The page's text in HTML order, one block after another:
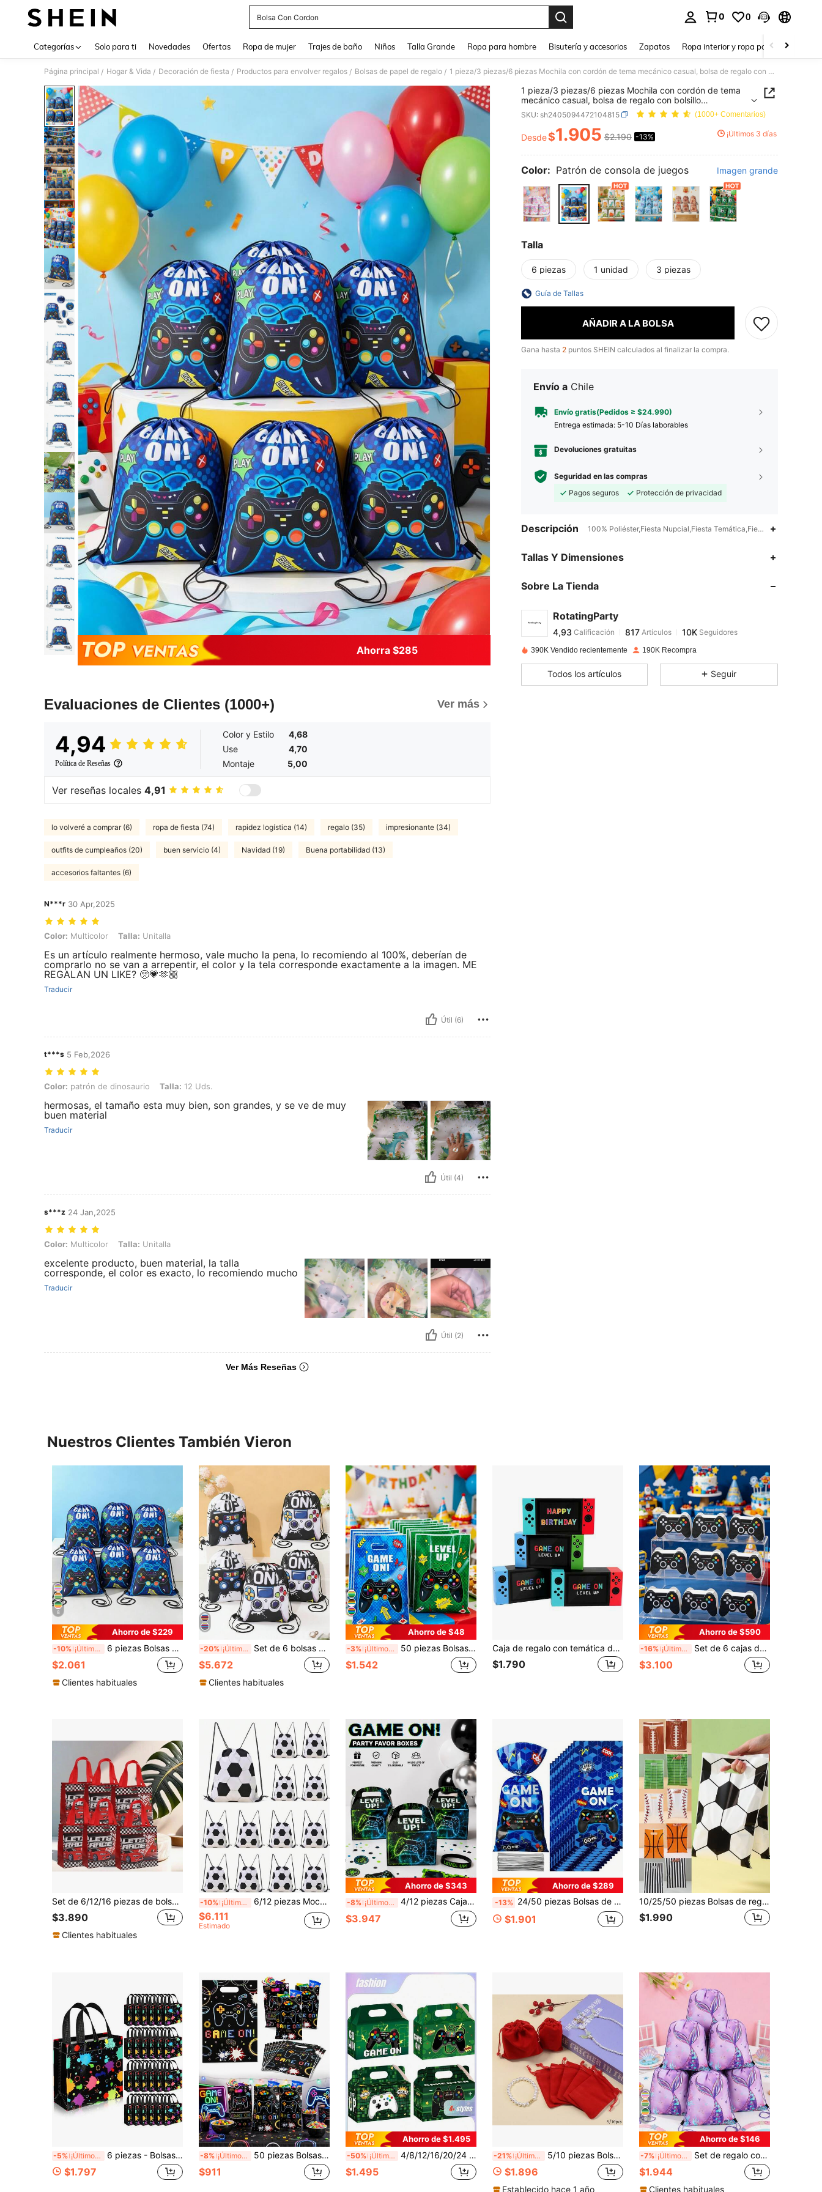
Bolsa Con Cordon
0 0
Categorías Solo para ti Novedades Ofertas Ropa de mujer Trajes de baño Niños Talla Grande Ropa para hombre Bisutería y accesorios Zapatos Ropa interior y ropa para dormir
Página principal / Hogar & Vida / Decoración de fiesta / Productos para envolver regalos / Bolsas de papel de regalo / 1 pieza/3 piezas/6 piezas Mochila con cordón de tema mecánico casual, bolsa de regalo con bolsillo (27*34cm), mochila pequeña, bolsa de regalo para fiesta de cumpleaños, mochila para exteriores, mejor regalo de carnaval, mochila para camping al aire libre, bolsa de regalo de fiesta de cumpleaños mecánica casual para decoración
Ahorra $285
Evaluaciones de Clientes (1000+) Ver más
4,94
Política de Reseñas
Color y Estilo
4,68
Use
4,70
Montaje
5,00
Ver reseñas locales 4,91
lo volveré a comprar (6) ropa de fiesta (74) rapidez logística (14) regalo (35) impresionante (34)
outfits de cumpleaños (20) buen servicio (4) Navidad (19) Buena portabilidad (13)
accesorios faltantes (6)
N***r 30 Apr,2025
Color: Multicolor, Talla: Unitalla
Color: Multicolor Talla: Unitalla
Es un artículo realmente hermoso, vale mucho la pena, lo recomiendo al 100%, deberían de
comprarlo no se van a arrepentir, el color y la tela corresponde exactamente a la imagen. ME
REGALAN UN LIKE? 🥺💗🫶🏼
Traducir
Útil (6)
t***s 5 Feb,2026
Color: patrón de dinosaurio, Talla: 12 Uds.
Color: patrón de dinosaurio Talla: 12 Uds.
hermosas, el tamaño esta muy bien, son grandes, y se ve de muy
buen material
Traducir
Útil (4)
s***z 24 Jan,2025
Color: Multicolor, Talla: Unitalla
Color: Multicolor Talla: Unitalla
excelente producto, buen material, la talla
corresponde, el color es exacto, lo recomiendo mucho
Traducir
Útil (2)
Ver Más Reseñas
1 pieza/3 piezas/6 piezas Mochila con cordón de tema
mecánico casual, bolsa de regalo con bolsillo
(27*34cm), mochila pequeña, bolsa de regalo para
fiesta de cumpleaños, mochila para exteriores, mejor
regalo de carnaval, mochila para camping al aire libre,
bolsa de regalo de fiesta de cumpleaños mecánica
SKU: sh2405094472104815 (1000+ Comentarios)
PRICE AND AVAILABILITY
Desde$1.905 $2.190 -13% ¡Últimos 3 días
Color: Patrón de consola de juegos Imagen grande
Talla
6 piezas 1 unidad 3 piezas
Guía de Tallas
AÑADIR A LA BOLSA
Gana hasta 2 puntos SHEIN calculados al finalizar la compra.
Envío a Chile
Envío gratis(Pedidos ≥ $24.990)
Entrega estimada: 5-10 Días laborables
Devoluciones gratuitas
Seguridad en las compras
Pagos seguros
Protección de privacidad
Descripción 100% Poliéster,Fiesta Nupcial,Fiesta Temática,Fiesta de
Tallas Y Dimensiones
Sobre La Tienda
RotatingParty
4,93
4,93 Calificación
g***apagó Hace 1 día
390K Vendido recientemente 190K Recompra
Todos los artículos Seguir
Nuestros Clientes También Vieron
8
Ahorro de $229
-10% ¡Últimos 3 días 6 piezas Bolsas con cordón con patrón de videojuegos azules, suministros de embalaje de regalos, decoraciones de fiesta de cumpleaños, bolsas de almacenamiento de dulces, recuerdos de fiesta
$2.061
Clientes habituales
-20% ¡Últimos 3 días Set de 6 bolsas de regalo con cordón con diseños de consolas de juegos, bolsas de fiesta con temática de juegos vívida y divertida, suministros de embalaje, decoraciones de fiesta de cumpleaños, bolsas reutilizables y duraderas, decoración de mesa para baby shower, decoraciones de cumpleaños, revelación de género, estilo casual, decoración de fiesta de primavera, mochilas para exteriores, bolsas para almacenar snacks, bolsas de caramelos, recuerdos de fiesta
$5.672
Clientes habituales
Ahorro de $48
-3% ¡Últimos 3 días 50 piezas Bolsas de regalo para fiesta de juegos, bolsas de embalaje para regalos de fiesta de juegos con amigos, bolsas de regalo de cumpleaños para niño, bolsas de regalo de cumpleaños, bolsas de fiesta, suministros de embalaje de regalos de cumpleaños, suministros de fiesta de cumpleaños, decoraciones de cumpleaños, bolsas de relleno de regalos de cumpleaños, bolsas de plástico, suministros de fiesta de 1er cumpleaños, recuerdos de fiesta, feliz cumpleaños, decoraciones de fiesta de baby shower
$1.542
Caja de regalo con temática de juegos electrónicos - Caja de regalo de cumpleaños de jugador, caja de papel para dulces y aperitivos con temática de juegos electrónicos, adecuada para decoraciones y suministros de fiestas de juegos, decoraciones de fiesta de cumpleaños, decoraciones navideñas
$1.790
Ahorro de $590
-16% ¡Últimos 3 días Set de 6 cajas de regalo con tema de videojuegos, caja de recuerdos para fiesta de videojuegos, caja de dulces con diseño de control de juego, suministros para fiesta de cumpleaños con tema de videojuegos, decoraciones para fiesta de revelación de género, decoraciones de boda, suministros de boda, decoraciones de cumpleaños, decoraciones de fiesta
$3.100
Set de 6/12/16 piezas de bolsas de regalo de 20*20*9cm para fiesta de carreras, suministros para fiesta de cumpleaños de carreras, regalos para fiesta de carreras, bolsas de regalo con asas para fiesta de cumpleaños con tema de autos, decoraciones
$3.890
Clientes habituales
-10% ¡Últimos 3 días 6/12 piezas Mochilas con cordón de fútbol, bolsas de regalo de dulces con tema deportivo, bolsas de regalo deportivas de fútbol pequeñas, bolsa con cordón de almacenamiento portátil, adecuada para fiesta de cumpleaños de fútbol, regalo de equipo, fitness, mochila de suministros para partidos en el campus (9.84x11.73 pulgadas)
$6.111
Estimado
Ahorro de $343
-8% ¡Últimos 3 días 4/12 piezas Cajas de recuerdos de fiesta con temática de controlador de juegos azul y verde, cajas de dulces, bolsas de regalo, temática gamer, perfecto para decoración de fiesta de cumpleaños de juegos
$3.947
Ahorro de $289
-13% 24/50 piezas Bolsas de regalo para fiestas de juegos azules con lazos plateados - Bolsas de regalo de plástico duradero para juegos, perfectas para cumpleaños y fiestas temáticas, invierno y Año Nuevo, útiles escolares
$1.901
10/25/50 piezas Bolsas de regalo pequeñas con asas con temática de rugby/béisbol/fútbol americano/baloncesto, bolsas de mano, bolsas de la compra, suministros de compras minoristas, decoración de fiestas, suministros de empaquetado de regalos para Fan Meeting, San Valentín
$1.990
-5% ¡Últimos 3 días 6 piezas - Bolsas de regalo que brillan en la oscuridad, de tela no tejida, con estampado neón brillante, bolsa de embalaje de Halloween, decoración de Halloween, bolsa de embalaje de regalo de Halloween, bordes reforzados, bolsa de regalo para fiesta de brillo, bolsas de regalo de tela no tejida para fiesta, bolsas de regalo con tema de fiesta de cumpleaños, decoraciones de Halloween, regalos de Halloween, bolsa de truco o
$1.797
-8% ¡Últimos 3 días 50 piezas Bolsas de regalo para fiesta de videojuegos de neón negro, bolsas de dulces con tema de arcade para eventos, bolsas de postres y golosinas para celebraciones de gamers, estética de juegos retro
$911
Ahorro de $1.495
-50% ¡Últimos 2 días 4/8/12/16/20/24 piezas Caja de regalo de fiesta de juegos Caja de dulces Bolsa de dulces Caja de regalos de cumpleaños de juegos Decoraciones y suministros para fiestas de VR Esports de 6 x 3 x 3.5 pulgadas
$1.495
-21% ¡Últimos 3 días 5/10 piezas Bolsas de terciopelo con cordón, bolsas portátiles con cordón, adecuadas para bolsas de joyas, empaque de regalos del Día de San Valentín, bolsas de empaque de joyas, boda, Navidad, Halloween, cumpleaños, bolsas de regalo para fiesta de regreso a la escuela/graduación, bolsas de almacenamiento de artículos pequeños
$1.896
Establecido hace 1 año
8
Ahorro de $146
-7% ¡Últimos 3 días Set de regalo con tema de sirena morada de 6 piezas, que incluye bolsa de regalo, bolsa con cordón, mochila, bolsa, duradero y reutilizable, adecuado para fiesta de cumpleaños con tema de sirena, baby shower, mochila y bolsas de almacenamiento con tema oceánico
$1.944
Clientes habituales